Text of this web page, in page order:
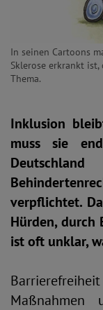
In seinen Cartoons
Sklerose erkrankt
Thema.
Inklusion
muss sie
verpflichtet.
Hürden, durch
ist oft unklar,
Maßnahmen